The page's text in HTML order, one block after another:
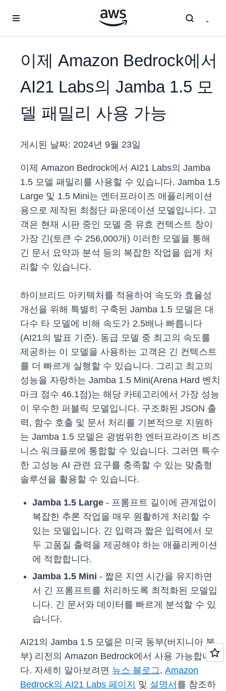
이제 Amazon Bedrock에서
AI21 Labs의 Jamba 1.5 모
델 패밀리 사용 가능
게시된 날짜: 2024년 9월 23일
이제 Amazon Bedrock에서 AI21 Labs의 Jamba
1.5 모델 패밀리를 사용할 수 있습니다. Jamba 1.5
Large 및 1.5 Mini는 엔터프라이즈 애플리케이션
용으로 제작된 최첨단 파운데이션 모델입니다. 고
객은 현재 시판 중인 모델 중 유효 컨텍스트 창이
가장 긴(토큰 수 256,000개) 이러한 모델을 통해
긴 문서 요약과 분석 등의 복잡한 작업을 쉽게 처
리할 수 있습니다.
하이브리드 아키텍처를 적용하여 속도와 효율성
개선을 위해 특별히 구축된 Jamba 1.5 모델은 대
다수 타 모델에 비해 속도가 2.5배나 빠릅니다
(AI21의 발표 기준). 동급 모델 중 최고의 속도를
제공하는 이 모델을 사용하는 고객은 긴 컨텍스트
를 더 빠르게 실행할 수 있습니다. 그리고 최고의
성능을 자랑하는 Jamba 1.5 Mini(Arena Hard 벤치
마크 점수 46.1점)는 해당 카테고리에서 가장 성능
이 우수한 퍼블릭 모델입니다. 구조화된 JSON 출
력, 함수 호출 및 문서 처리를 기본적으로 지원하
는 Jamba 1.5 모델은 광범위한 엔터프라이즈 비즈
니스 워크플로에 통합할 수 있습니다. 그러면 특수
한 고성능 AI 관련 요구를 충족할 수 있는 맞춤형
솔루션을 활용할 수 있습니다.
Jamba 1.5 Large - 프롬프트 길이에 관계없이
복잡한 추론 작업을 매우 원활하게 처리할 수
있는 모델입니다. 긴 입력과 짧은 입력에서 모
두 고품질 출력을 제공해야 하는 애플리케이션
에 적합합니다.
Jamba 1.5 Mini - 짧은 지연 시간을 유지하면
서 긴 프롬프트를 처리하도록 최적화된 모델입
니다. 긴 문서와 데이터를 빠르게 분석할 수 있
습니다.
AI21의 Jamba 1.5 모델은 미국 동부(버지니아 북
부) 리전의 Amazon Bedrock에서 사용 가능합니
다. 자세히 알아보려면 뉴스 블로그, Amazon
Bedrock의 AI21 Labs 페이지
및 설명서 를 참조하